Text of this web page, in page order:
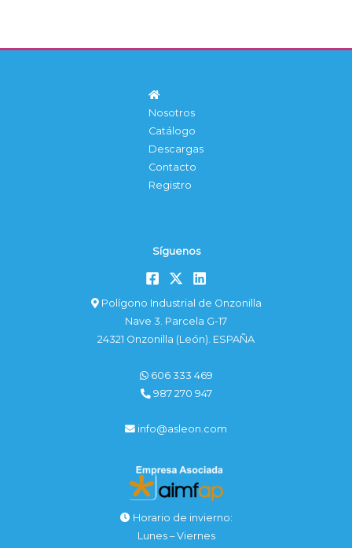
Nosotros
Catálogo
Descargas
Contacto
Registro
Síguenos
Polígono Industrial de Onzonilla
Nave 3. Parcela G-17
24321 Onzonilla (León). ESPAÑA
606 333 469
987 270 947
info@asleon.com
Horario de invierno:
Lunes – Viernes